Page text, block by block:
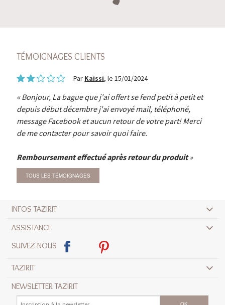
TÉMOIGNAGES CLIENTS
Par Kaissi, le 15/01/2024
Bonjour, La bague que j'ai offert se fend petit à petit et
depuis début décembre j'ai envoyé mail, téléphoné,
message Facebook et aucun retour de votre part! Merci
de me contacter pour savoir quoi faire.
Remboursement effectué après retour du produit
TOUS LES TÉMOIGNAGES
INFOS TAZIRIT
ASSISTANCE
SUIVEZ-NOUS
TAZIRIT
NEWSLETTER TAZIRIT